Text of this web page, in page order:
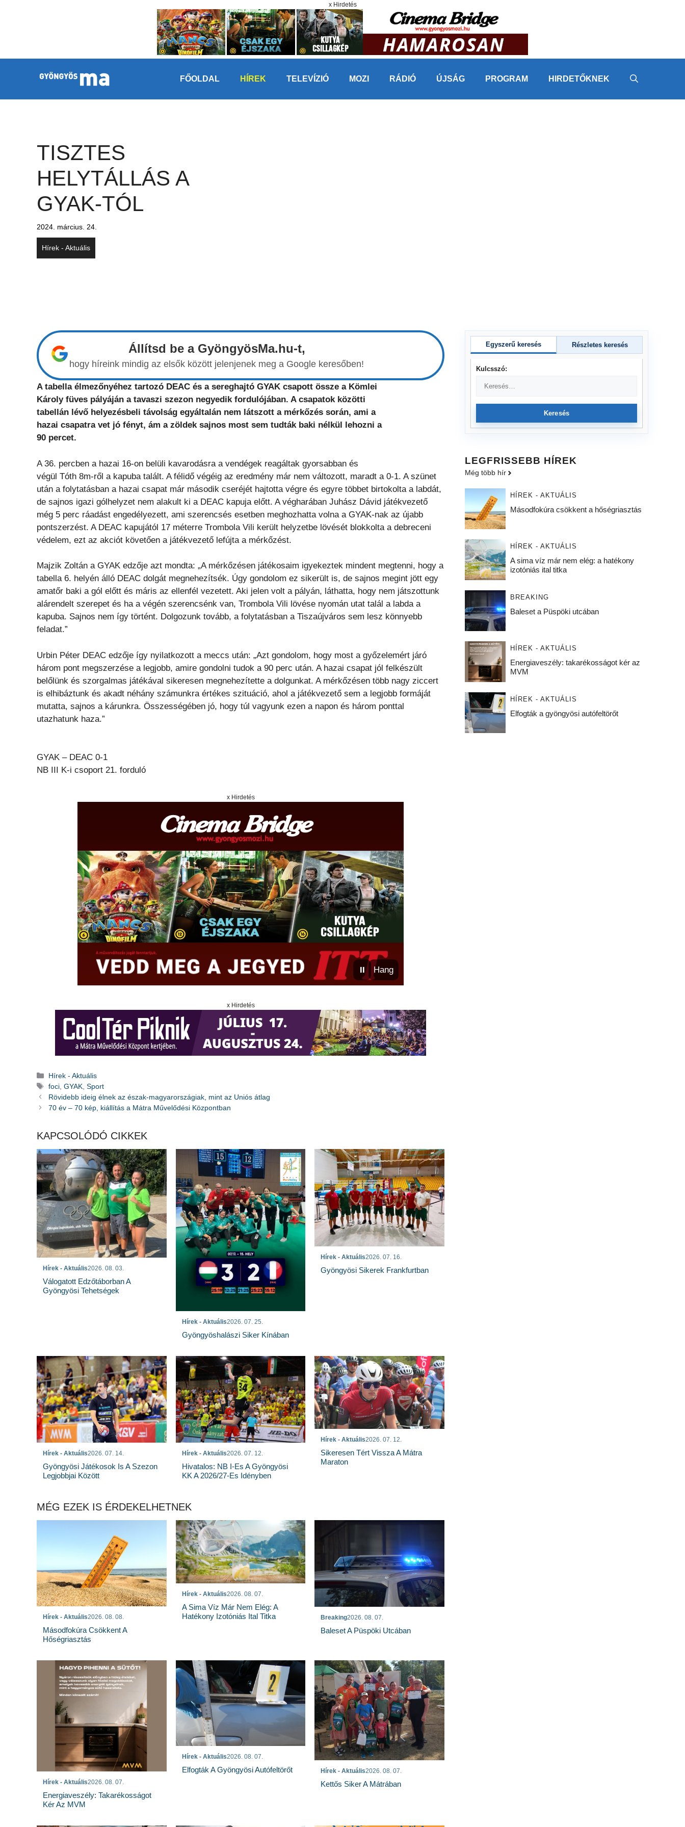
x Hirdetés
FŐOLDAL HÍREK TELEVÍZIÓ MOZI RÁDIÓ ÚJSÁG PROGRAM HIRDETŐKNEK
TISZTES
HELYTÁLLÁS A
GYAK-TÓL
2024. március. 24.
Hírek - Aktuális
Állítsd be a GyöngyösMa.hu-t,
hogy híreink mindig az elsők között jelenjenek meg a Google keresőben!
A tabella élmezőnyéhez tartozó DEAC és a sereghajtó GYAK csapott össze a Kömlei
Károly füves pályáján a tavaszi szezon negyedik fordulójában. A csapatok közötti
tabellán lévő helyezésbeli távolság egyáltalán nem látszott a mérkőzés során, ami a
hazai csapatra vet jó fényt, ám a zöldek sajnos most sem tudták baki nélkül lehozni a
90 percet.
A 36. percben a hazai 16-on belüli kavarodásra a vendégek reagáltak gyorsabban és
végül Tóth 8m-ről a kapuba talált. A félidő végéig az eredmény már nem változott, maradt a 0-1. A szünet
után a folytatásban a hazai csapat már második cseréjét hajtotta végre és egyre többet birtokolta a labdát,
de sajnos igazi gólhelyzet nem alakult ki a DEAC kapuja előtt. A végharában Juhász Dávid játékvezető
még 5 perc ráadást engedélyezett, ami szerencsés esetben meghozhatta volna a GYAK-nak az újabb
pontszerzést. A DEAC kapujától 17 méterre Trombola Vili került helyzetbe lövését blokkolta a debreceni
védelem, ezt az akciót követően a játékvezető lefújta a mérkőzést.
Majzik Zoltán a GYAK edzője azt mondta: „A mérkőzésen játékosaim igyekeztek mindent megtenni, hogy a
tabella 6. helyén álló DEAC dolgát megnehezítsék. Úgy gondolom ez sikerült is, de sajnos megint jött egy
amatőr baki a gól előtt és máris az ellenfél vezetett. Aki jelen volt a pályán, láthatta, hogy nem játszottunk
alárendelt szerepet és ha a végén szerencsénk van, Trombola Vili lövése nyomán utat talál a labda a
kapuba. Sajnos nem így történt. Dolgozunk tovább, a folytatásban a Tiszaújváros sem lesz könnyebb
feladat.”
Urbin Péter DEAC edzője így nyilatkozott a meccs után: „Azt gondolom, hogy most a győzelemért járó
három pont megszerzése a legjobb, amire gondolni tudok a 90 perc után. A hazai csapat jól felkészült
belőlünk és szorgalmas játékával sikeresen megnehezítette a dolgunkat. A mérkőzésen több nagy ziccert
is elhibáztunk és akadt néhány számunkra értékes szituáció, ahol a játékvezető sem a legjobb formáját
mutatta, sajnos a kárunkra. Összességében jó, hogy túl vagyunk ezen a napon és három ponttal
utazhatunk haza.”
GYAK – DEAC 0-1
NB III K-i csoport 21. forduló
x Hirdetés
⏸ Hang
x Hirdetés
Kategória
Hírek - Aktuális
Címkék
foci ,GYAK ,Sport
Rövidebb ideig élnek az észak-magyarországiak, mint az Uniós átlag
70 év – 70 kép, kiállítás a Mátra Művelődési Központban
KAPCSOLÓDÓ CIKKEK
Hírek - Aktuális2026. 08. 03.
Válogatott Edzőtáborban A
Gyöngyösi Tehetségek
Hírek - Aktuális2026. 07. 25.
Gyöngyöshalászi Siker Kínában
Hírek - Aktuális2026. 07. 16.
Gyöngyösi Sikerek Frankfurtban
Hírek - Aktuális2026. 07. 14.
Gyöngyösi Játékosok Is A Szezon
Legjobbjai Között
Hírek - Aktuális2026. 07. 12.
Hivatalos: NB I-Es A Gyöngyösi
KK A 2026/27-Es Idényben
Hírek - Aktuális2026. 07. 12.
Sikeresen Tért Vissza A Mátra
Maraton
MÉG EZEK IS ÉRDEKELHETNEK
Hírek - Aktuális2026. 08. 08.
Másodfokúra Csökkent A
Hőségriasztás
Hírek - Aktuális2026. 08. 07.
A Sima Víz Már Nem Elég: A
Hatékony Izotóniás Ital Titka
Breaking2026. 08. 07.
Baleset A Püspöki Utcában
Hírek - Aktuális2026. 08. 07.
Energiaveszély: Takarékosságot
Kér Az MVM
Hírek - Aktuális2026. 08. 07.
Elfogták A Gyöngyösi Autófeltörőt Hírek - Aktuális2026. 08. 07.
Kettős Siker A Mátrában
Egyszerű keresés Részletes keresés
Kulcsszó:
Keresés
LEGFRISSEBB HÍREK
Még több hír
HÍREK - AKTUÁLIS
Másodfokúra csökkent a hőségriasztás
HÍREK - AKTUÁLIS
A sima víz már nem elég: a hatékony
izotóniás ital titka
BREAKING
Baleset a Püspöki utcában
HÍREK - AKTUÁLIS
Energiaveszély: takarékosságot kér az
MVM
HÍREK - AKTUÁLIS
Elfogták a gyöngyösi autófeltörőt